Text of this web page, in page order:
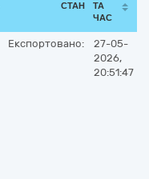
СТАН
ТА
ЧАС
Експортовано:
27-05-
2026,
20:51:47